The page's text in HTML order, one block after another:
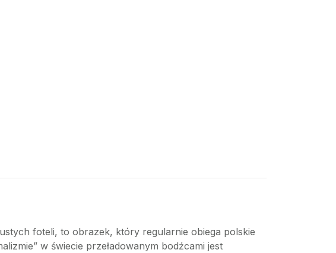
foteli, to obrazek, który regularnie obiega polskie
w świecie przeładowanym bodźcami jest